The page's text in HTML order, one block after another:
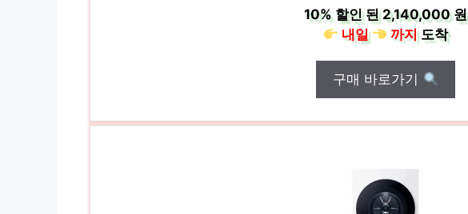
10%할인 된2,140,000 원
내일
까지도착
구매 바로가기